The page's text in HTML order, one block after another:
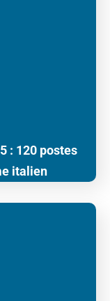
: 120 postes
italien